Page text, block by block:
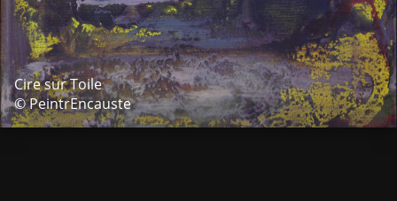
Cire sur Toile
© PeintrEncauste